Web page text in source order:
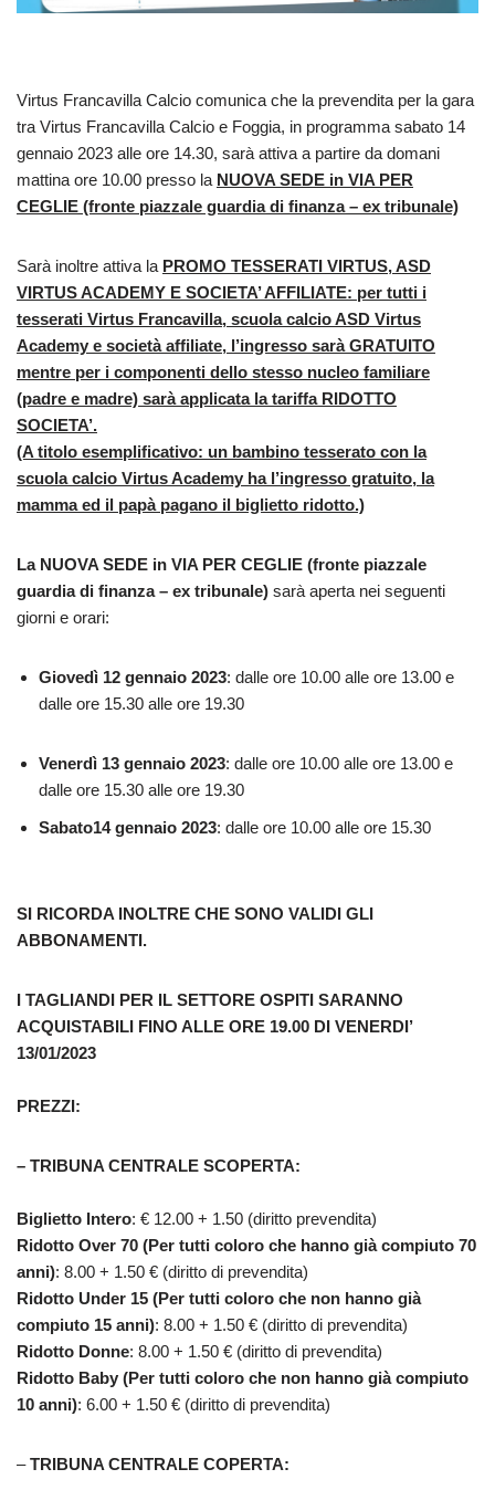
Virtus Francavilla Calcio comunica che la prevendita per la gara
tra Virtus Francavilla Calcio e Foggia, in programma sabato 14
gennaio 2023 alle ore 14.30, sarà attiva a partire da domani
mattina ore 10.00 presso la NUOVA SEDE in VIA PER
CEGLIE (fronte piazzale guardia di finanza – ex tribunale)
Sarà inoltre attiva la PROMO TESSERATI VIRTUS, ASD
VIRTUS ACADEMY E SOCIETA’ AFFILIATE: per tutti i
tesserati Virtus Francavilla, scuola calcio ASD Virtus
Academy e società affiliate, l’ingresso sarà GRATUITO
mentre per i componenti dello stesso nucleo familiare
(padre e madre) sarà applicata la tariffa RIDOTTO
SOCIETA’.
(A titolo esemplificativo: un bambino tesserato con la
scuola calcio Virtus Academy ha l’ingresso gratuito, la
mamma ed il papà pagano il biglietto ridotto.)
La NUOVA SEDE in VIA PER CEGLIE (fronte piazzale
guardia di finanza – ex tribunale) sarà aperta nei seguenti
giorni e orari:
Giovedì 12 gennaio 2023: dalle ore 10.00 alle ore 13.00 e
dalle ore 15.30 alle ore 19.30
Venerdì 13 gennaio 2023: dalle ore 10.00 alle ore 13.00 e
dalle ore 15.30 alle ore 19.30
Sabato14 gennaio 2023: dalle ore 10.00 alle ore 15.30
SI RICORDA INOLTRE CHE SONO VALIDI GLI
ABBONAMENTI.
I TAGLIANDI PER IL SETTORE OSPITI SARANNO
ACQUISTABILI FINO ALLE ORE 19.00 DI VENERDI’
13/01/2023
PREZZI:
– TRIBUNA CENTRALE SCOPERTA:
Biglietto Intero: € 12.00 + 1.50 (diritto prevendita)
Ridotto Over 70 (Per tutti coloro che hanno già compiuto 70
anni): 8.00 + 1.50 € (diritto di prevendita)
Ridotto Under 15 (Per tutti coloro che non hanno già
compiuto 15 anni): 8.00 + 1.50 € (diritto di prevendita)
Ridotto Donne: 8.00 + 1.50 € (diritto di prevendita)
Ridotto Baby (Per tutti coloro che non hanno già compiuto
10 anni): 6.00 + 1.50 € (diritto di prevendita)
–TRIBUNA CENTRALE COPERTA: